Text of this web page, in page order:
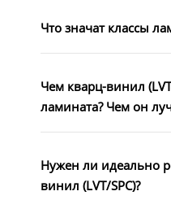
Что значат классы
Чем кварц-винил
ламината? Чем он
Нужен ли идеально
винил (LVT/SPC)?